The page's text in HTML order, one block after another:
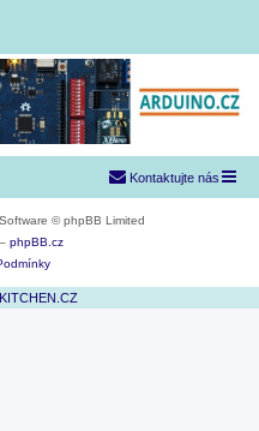
Kontaktujte nás
© phpBB Limited
phpBB.cz